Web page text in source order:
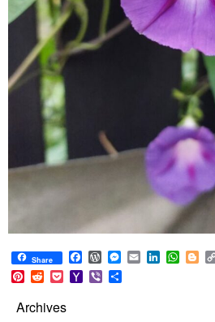
Share Facebook
WordPress
Messenger
EmailLinkedIn
Pinterest
RedditPocketYahoo
Mail
Viber
Archives